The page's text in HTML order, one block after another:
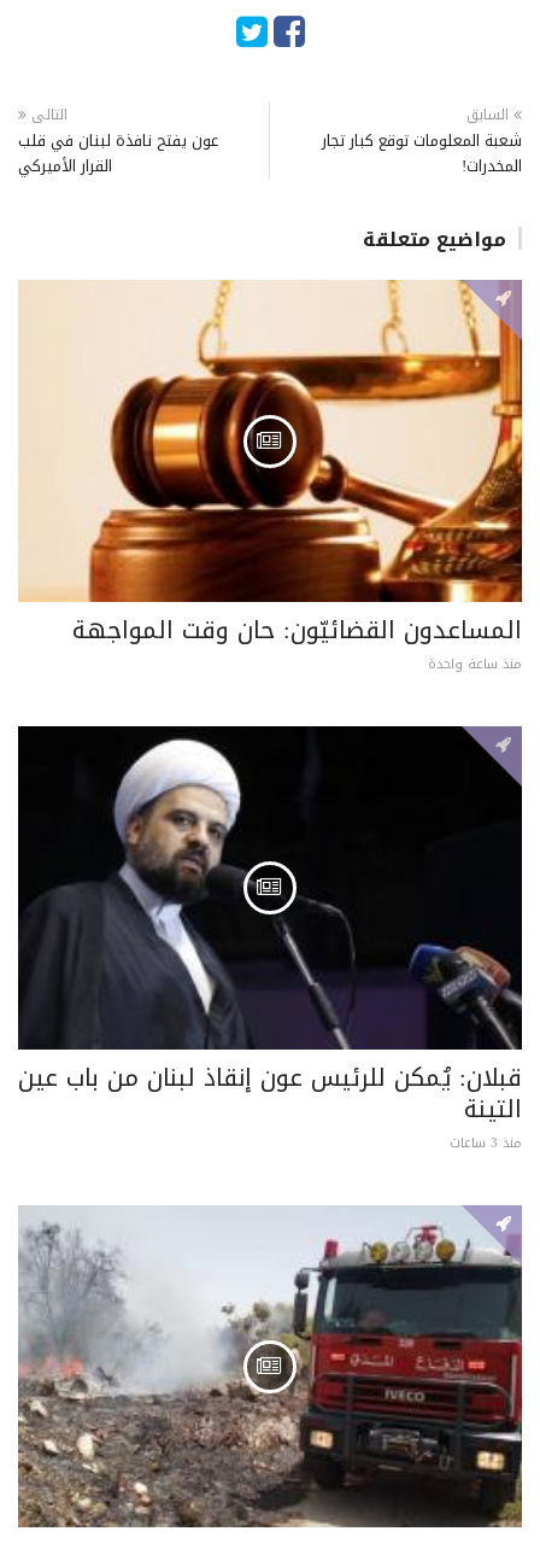
السابق
شعبة المعلومات توقع كبار تجار
المخدرات!
التالى
عون يفتح نافذة لبنان في قلب
القرار الأميركي
مواضيع متعلقة
المساعدون القضائيّون: حان وقت المواجهة
منذ ساعة واحدة
قبلان: يُمكن للرئيس عون إنقاذ لبنان من باب عين
التينة
منذ 3 ساعات